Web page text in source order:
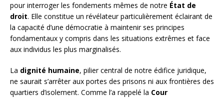
pour interroger les fondements mêmes de notre État de
droit. Elle constitue un révélateur particulièrement éclairant de
la capacité d’une démocratie à maintenir ses principes
fondamentaux y compris dans les situations extrêmes et face
aux individus les plus marginalisés.
La dignité humaine, pilier central de notre édifice juridique,
ne saurait s’arrêter aux portes des prisons ni aux frontières des
quartiers d’isolement. Comme l’a rappelé la Cour